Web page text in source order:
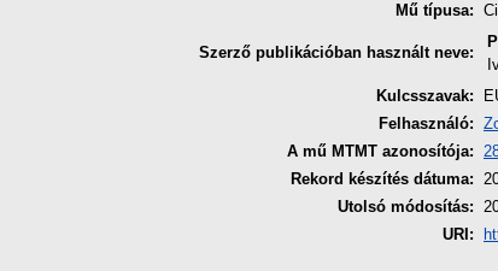
Mű típusa:
Szerző publikációban használt neve:
Kulcsszavak:
Felhasználó:
A mű MTMT azonosítója:
Rekord készítés dátuma:
Utolsó módosítás:
URI: